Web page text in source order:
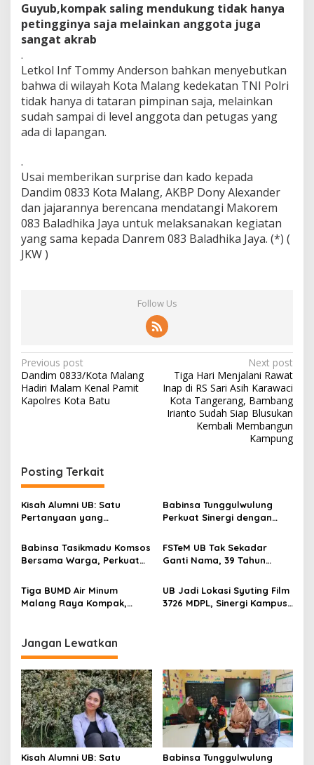
Guyub,kompak saling mendukung tidak hanya
petingginya saja melainkan anggota juga
sangat akrab
.
Letkol Inf Tommy Anderson bahkan menyebutkan
bahwa di wilayah Kota Malang kedekatan TNI Polri
tidak hanya di tataran pimpinan saja, melainkan
sudah sampai di level anggota dan petugas yang
ada di lapangan.
.
Usai memberikan surprise dan kado kepada
Dandim 0833 Kota Malang, AKBP Dony Alexander
dan jajarannya berencana mendatangi Makorem
083 Baladhika Jaya untuk melaksanakan kegiatan
yang sama kepada Danrem 083 Baladhika Jaya. (*) (
JKW )
Follow Us
P
o
s
a
v
i
g
a
t
i
o
Previous post
Dandim 0833/Kota Malang
Hadiri Malam Kenal Pamit
Kapolres Kota Batu
Next post
Tiga Hari Menjalani Rawat
Inap di RS Sari Asih Karawaci
Kota Tangerang, Bambang
Irianto Sudah Siap Blusukan
Kembali Membangun
Kampung
Posting Terkait
Kisah Alumni UB: Satu
Pertanyaan yang
Babinsa Tunggulwulung
Perkuat Sinergi dengan
Aman dan Kondusif
Babinsa Tasikmadu Komsos
Bersama Warga, Perkuat
Kondusivitas Wilayah
FSTeM UB Tak Sekadar
Ganti Nama, 39 Tahun
Trendsetter Sains dan
Teknologi
Tiga BUMD Air Minum
Malang Raya Kompak,
UB Jadi Lokasi Syuting Film
3726 MDPL, Sinergi Kampus
Jangan Lewatkan
Kisah Alumni UB: Satu
Babinsa Tunggulwulung